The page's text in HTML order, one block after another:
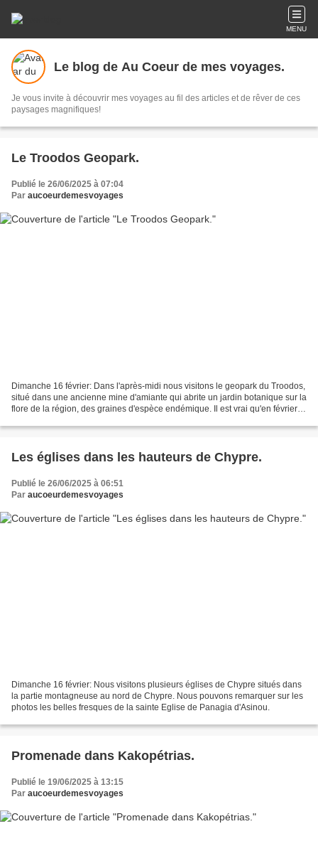
MENU
Le blog de Au Coeur de mes voyages.
Je vous invite à découvrir mes voyages au fil des articles et de rêver de ces
paysages magnifiques!
Le Troodos Geopark.
Publié le 26/06/2025 à 07:04
Par aucoeurdemesvoyages
Dimanche 16 février: Dans l'après-midi nous visitons le geopark du Troodos,
situé dans une ancienne mine d'amiante qui abrite un jardin botanique sur la
flore de la région, des graines d'espèce endémique. Il est vrai qu'en février et
Les églises dans les hauteurs de Chypre.
Publié le 26/06/2025 à 06:51
Par aucoeurdemesvoyages
Dimanche 16 février: Nous visitons plusieurs églises de Chypre situés dans
la partie montagneuse au nord de Chypre. Nous pouvons remarquer sur les
photos les belles fresques de la sainte Eglise de Panagia d'Asinou.
Promenade dans Kakopétrias.
Publié le 19/06/2025 à 13:15
Par aucoeurdemesvoyages